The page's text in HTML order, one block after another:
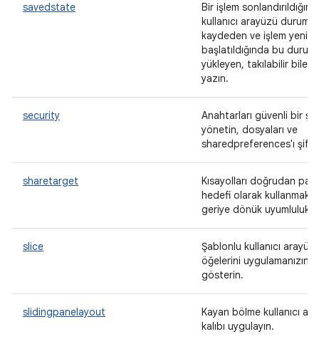
savedstate
Bir işlem
kullanıcı arayüzü
kaydeden ve işlem
başlatıldığında bu
yükleyen, takılabilir
yazın.
security
Anahtarları güvenli bir
yönetin, dosyaları ve
sharedpreferences'ı
sharetarget
Kısayolları doğrudan
hedefi olarak kullanmak
geriye dönük uyumluluk
slice
Şablonlu kullanıcı
öğelerini uygulamanızın
gösterin.
slidingpanelayout
Kayan bölme kullanıcı
kalıbı uygulayın.